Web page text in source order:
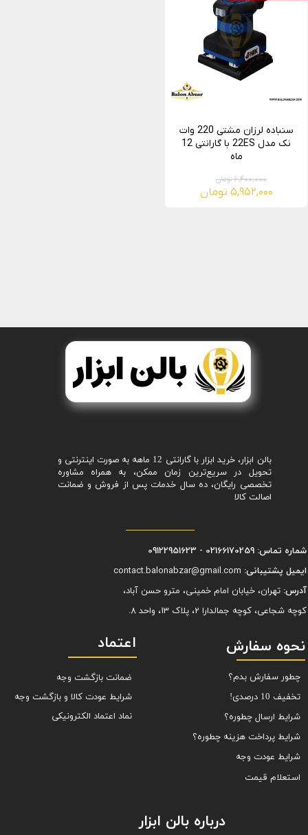
سنباده لرزان مشتی 220 وات
نک مدل 22ES با گارانتی 12
ماه
۶,۴۰۰,۰۰۰ تومان
۵,۹۵۲,۰۰۰ تومان
بالن ابزار، خرید ابزار با گارانتی 12 ماهه به صورت اینترنتی و
تحویل در سریع‌ترین زمان ممکن، به همراه مشاوره
تخصصی رایگان، ده سال خدمات پس از فروش و ضمانت
اصالت کالا
شماره تماس: 02166170259 - 09122951623
ایمیل پشتیبانی:
آدرس: تهران، خیابان امام خمینی، مترو حسن آباد،
کوچه شجاعی، کوچه جمالدارا 2، پلاک 13، واحد 8.
نحوه سفارش
چطور سفارش بدم؟
تخفیف 10 درصدی!
شرایط ارسال چطوره؟
شرایط پرداخت هزینه چطوره؟
شرایط عودت وجه
استعلام قیمت
اعتماد
ضمانت بازگشت وجه
شرایط عودت کالا و بازگشت وجه
نماد اعتماد الکترونیکی
درباره بالن ابزار